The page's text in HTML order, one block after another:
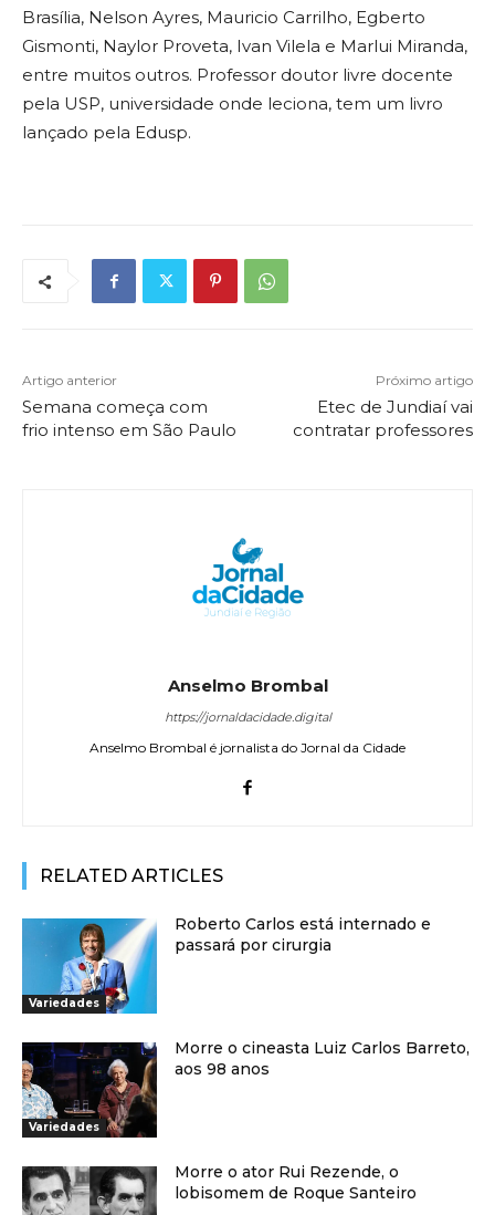
Brasília, Nelson Ayres, Mauricio Carrilho, Egberto
Gismonti, Naylor Proveta, Ivan Vilela e Marlui Miranda,
entre muitos outros. Professor doutor livre docente
pela USP, universidade onde leciona, tem um livro
lançado pela Edusp.
Artigo anterior
Semana começa com
frio intenso em São Paulo
Próximo artigo
Etec de Jundiaí vai
contratar professores
Anselmo Brombal
https://jornaldacidade.digital
Anselmo Brombal é jornalista do Jornal da Cidade
RELATED ARTICLES
Variedades
Roberto Carlos está internado e
passará por cirurgia
Variedades
Morre o cineasta Luiz Carlos Barreto,
aos 98 anos
Morre o ator Rui Rezende, o
lobisomem de Roque Santeiro